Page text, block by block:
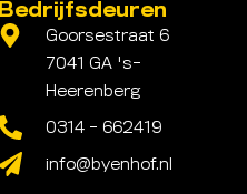
Bedrijfsdeuren
Goorsestraat 6
7041 GA 's-
Heerenberg
0314 - 662419
info@byenhof.nl